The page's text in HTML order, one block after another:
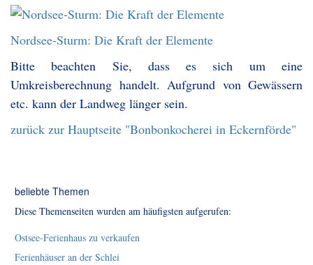
Nordsee-Sturm: Die Kraft der Elemente
Bitte beachten Sie, dass es sich um eine
Umkreisberechnung handelt. Aufgrund von Gewässern
etc. kann der Landweg länger sein.
zurück zur Hauptseite "Bonbonkocherei in Eckernförde"
beliebte Themen
Diese Themenseiten wurden am häufigsten aufgerufen:
Ostsee-Ferienhaus zu verkaufen
Ferienhäuser an der Schlei